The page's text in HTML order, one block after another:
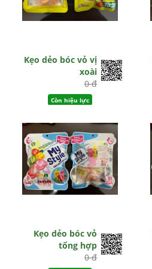
Kẹo dẻo bóc vỏ vị
xoài
0 đ
Còn hiệu lực
Kẹo dẻo bóc vỏ
tổng hợp
0 đ